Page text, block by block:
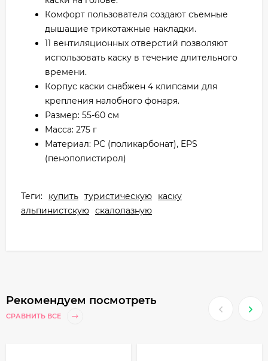
Комфорт пользователя создают съемные
дышащие трикотажные накладки.
11 вентиляционных отверстий позволяют
использовать каску в течение длительного
времени.
Корпус каски снабжен 4 клипсами для
крепления налобного фонаря.
Размер: 55-60 см
Масса: 275 г
Материал: PC (поликарбонат), EPS
(пенополистирол)
Теги: купить туристическую
каску
альпинистскую скалолазную
Рекомендуем посмотреть
СРАВНИТЬ ВСЕ